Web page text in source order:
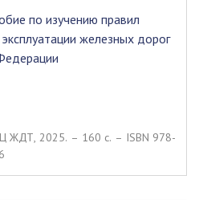
по изучению правил
железных дорог
ЖДТ, 2025. – 160 c. – ISBN 978-